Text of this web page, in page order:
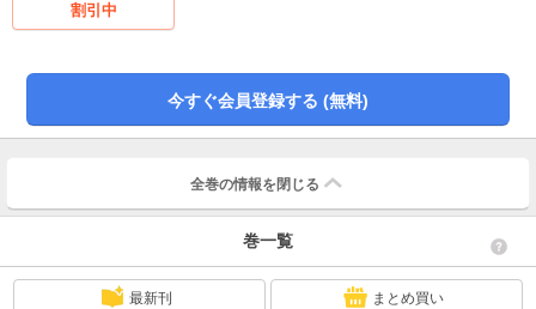
割引中
今すぐ会員登録する (無料)
全巻の情報を 閉じる
巻一覧
最新刊 まとめ買い